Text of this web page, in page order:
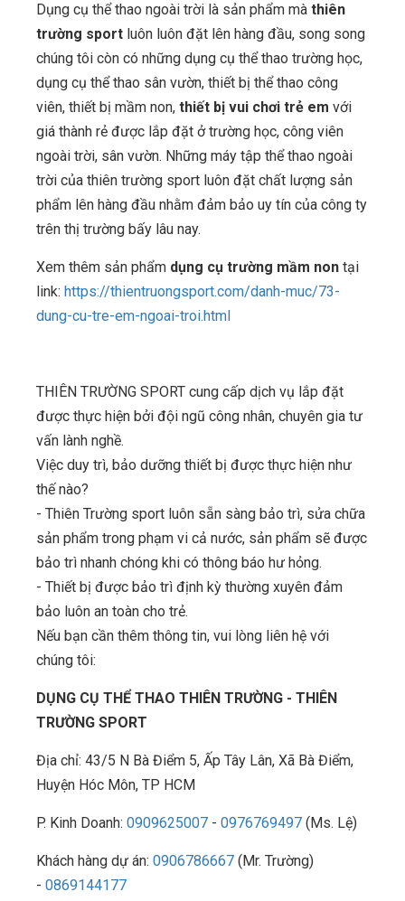
Dụng cụ thể thao ngoài trời là sản phẩm mà thiên
trường sport luôn luôn đặt lên hàng đầu, song song
chúng tôi còn có những dụng cụ thể thao trường học,
dụng cụ thể thao sân vườn, thiết bị thể thao công
viên, thiết bị mầm non, thiết bị vui chơi trẻ em với
giá thành rẻ được lắp đặt ở trường học, công viên
ngoài trời, sân vườn. Những máy tập thể thao ngoài
trời của thiên trường sport luôn đặt chất lượng sản
phẩm lên hàng đầu nhằm đảm bảo uy tín của công ty
trên thị trường bấy lâu nay.
Xem thêm sản phẩm dụng cụ trường mầm non tại
link: https://thientruongsport.com/danh-muc/73-
dung-cu-tre-em-ngoai-troi.html
THIÊN TRƯỜNG SPORT cung cấp dịch vụ lắp đặt
được thực hiện bởi đội ngũ công nhân, chuyên gia tư
vấn lành nghề.
Việc duy trì, bảo dưỡng thiết bị được thực hiện như
thế nào?
- Thiên Trường sport luôn sẵn sàng bảo trì, sửa chữa
sản phẩm trong phạm vi cả nước, sản phẩm sẽ được
bảo trì nhanh chóng khi có thông báo hư hỏng.
- Thiết bị được bảo trì định kỳ thường xuyên đảm
bảo luôn an toàn cho trẻ.
Nếu bạn cần thêm thông tin, vui lòng liên hệ với
chúng tôi:
DỤNG CỤ THỂ THAO THIÊN TRƯỜNG - THIÊN
TRƯỜNG SPORT
Địa chỉ: 43/5 N Bà Điểm 5, Ấp Tây Lân, Xã Bà Điểm,
Huyện Hóc Môn, TP HCM
P. Kinh Doanh: 0909625007 - 0976769497 (Ms. Lệ)
Khách hàng dự án: 0906786667 (Mr. Trường)
- 0869144177